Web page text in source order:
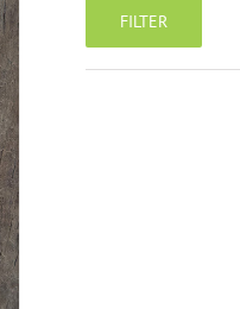
Preis
Max.
Preis
FILTER